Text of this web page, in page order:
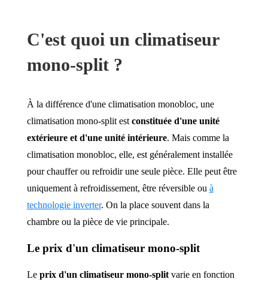
C'est quoi un climatiseur
mono-split ?
À la différence d'une climatisation monobloc, une
climatisation mono-split est constituée d'une unité
extérieure et d'une unité intérieure. Mais comme la
climatisation monobloc, elle, est généralement installée
pour chauffer ou refroidir une seule pièce. Elle peut être
uniquement à refroidissement, être réversible ou à
technologie inverter. On la place souvent dans la
chambre ou la pièce de vie principale.
Le prix d'un climatiseur mono-split
Le prix d'un climatiseur mono-splitvarie en fonction